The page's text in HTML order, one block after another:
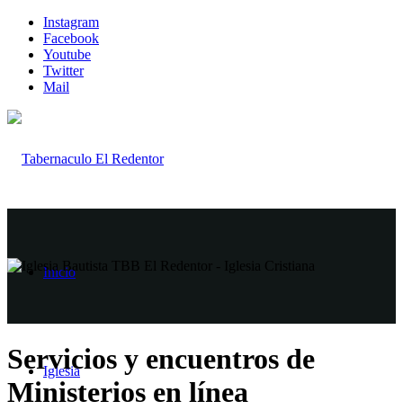
Instagram
Facebook
Youtube
Twitter
Mail
Inicio
Iglesia
Servicios y encuentros de
Ministerios en línea